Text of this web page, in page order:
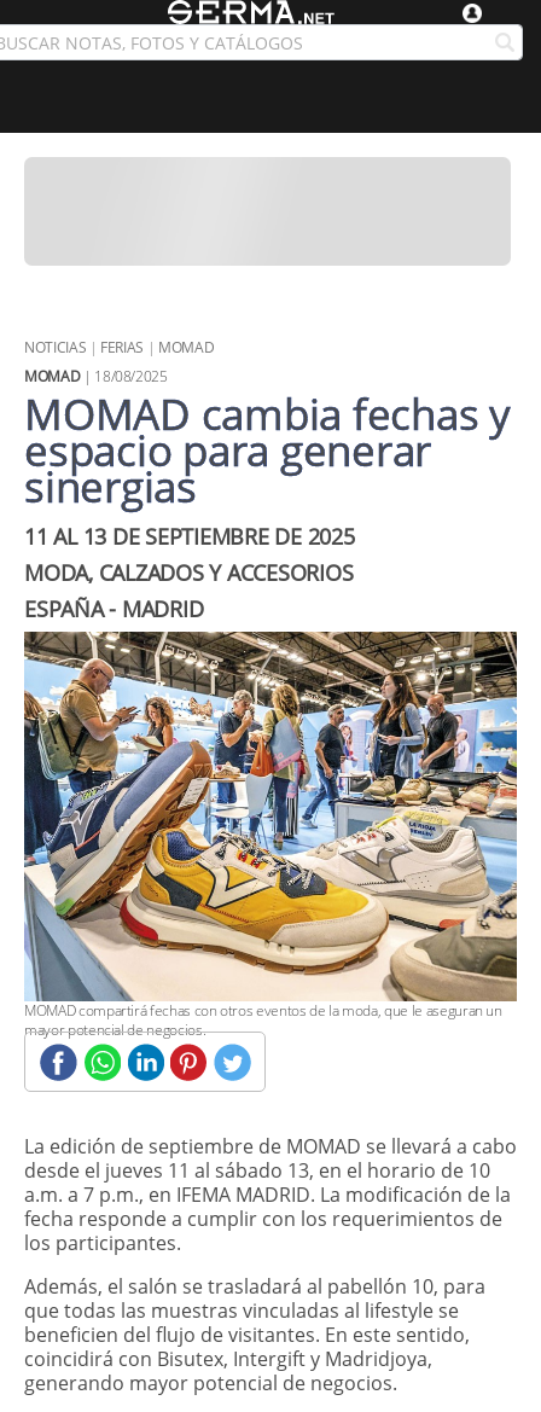
NOTICIAS | FERIAS | MOMAD
MOMAD| 18/08/2025
MOMAD cambia fechas y
espacio para generar
sinergias
11 AL 13 DE SEPTIEMBRE DE 2025
MODA, CALZADOS Y ACCESORIOS
​ESPAÑA - MADRID
MOMAD compartirá fechas con otros eventos de la moda, que le aseguran un
mayor potencial de negocios.
​La edición de septiembre de MOMAD se llevará a cabo
desde el jueves 11 al sábado 13, en el horario de 10
a.m. a 7 p.m., en IFEMA MADRID. La modificación de la
fecha responde a cumplir con los requerimientos de
los participantes.
Además, el salón se trasladará al pabellón 10, para
que todas las muestras vinculadas al lifestyle se
beneficien del flujo de visitantes. En este sentido,
coincidirá con Bisutex, Intergift y Madridjoya,
generando mayor potencial de negocios.